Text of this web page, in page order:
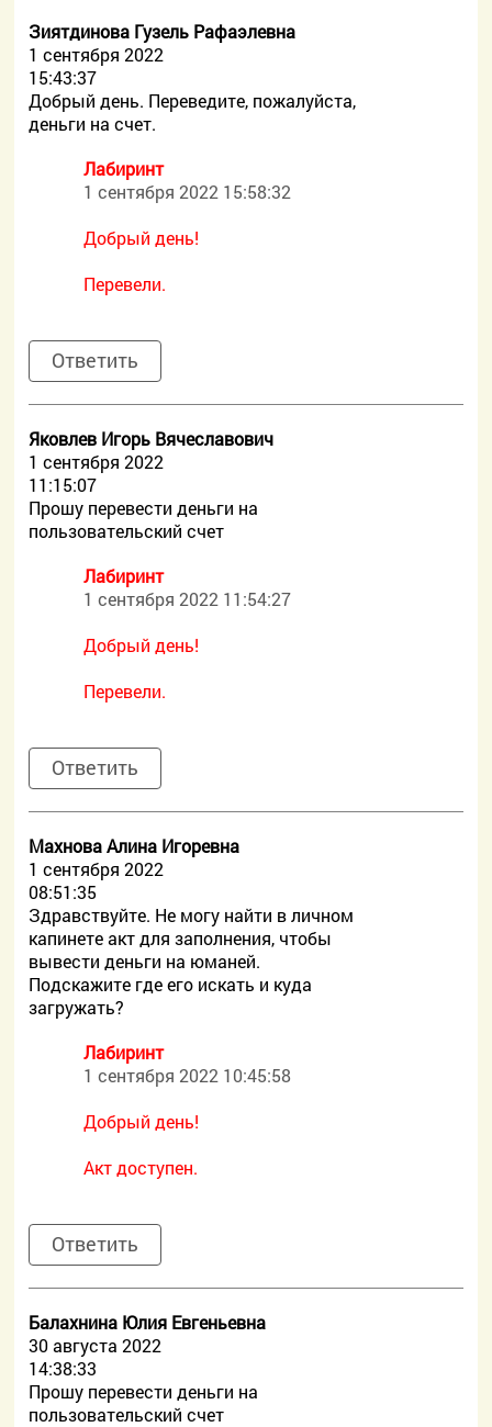
Зиятдинова Гузель Рафаэлевна
1 сентября 2022
15:43:37
Добрый день. Переведите, пожалуйста,
деньги на счет.
Лабиринт
1 сентября 2022 15:58:32
Добрый день!
Перевели.
Ответить
Яковлев Игорь Вячеславович
1 сентября 2022
11:15:07
Прошу перевести деньги на
пользовательский счет
Лабиринт
1 сентября 2022 11:54:27
Добрый день!
Перевели.
Ответить
Махнова Алина Игоревна
1 сентября 2022
08:51:35
Здравствуйте. Не могу найти в личном
капинете акт для заполнения, чтобы
вывести деньги на юманей.
Подскажите где его искать и куда
загружать?
Лабиринт
1 сентября 2022 10:45:58
Добрый день!
Акт доступен.
Ответить
Балахнина Юлия Евгеньевна
30 августа 2022
14:38:33
Прошу перевести деньги на
пользовательский счет